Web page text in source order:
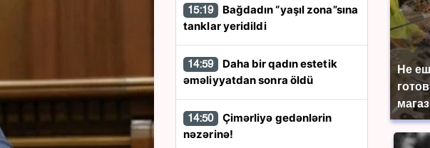
Не
15:19
tanklar yeridildi
14:59
əməliyyatdan sonra öldü
14:50
nəzərinə!